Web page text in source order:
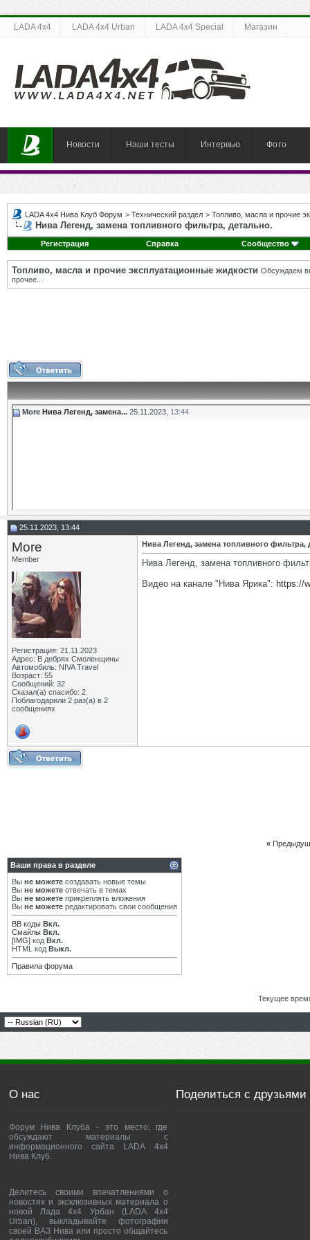
LADA 4x4 LADA 4x4 Urban LADA 4x4 Special Магазин
Новости Наши тесты Интервью Фото
LADA 4x4 Нива Клуб Форум > Технический раздел > Топливо, масла и прочие
Нива Легенд, замена топливного фильтра, детально.
Регистрация Справка Сообщество
Топливо, масла и прочие эксплуатационные жидкости Обсуждаем
прочее...
More Нива Легенд, замена... 25.11.2023, 13:44
25.11.2023, 13:44
More
Member
Регистрация: 21.11.2023
Адрес: В дебрях Смоленщины
Автомобиль: NIVA Travel
Возраст: 55
Сообщений: 32
Сказал(а) спасибо: 2
Поблагодарили 2 раз(а) в 2
сообщениях
Нива Легенд, замена топливного фильтра,
Нива Легенд, замена топливного
Видео на канале "Нива Ярика": https://
«
Ваши права в разделе
Вы не можете создавать новые темы
Вы не можете отвечать в темах
Вы не можете прикреплять вложения
Вы не можете редактировать свои сообщения
BB коды Вкл.
Смайлы Вкл.
[IMG] код Вкл.
HTML код Выкл.
Правила форума
Текущее
О нас
Форум Нива Клуба - это место, где
обсуждают материалы с
информационного сайта LADA 4x4
Нива Клуб.
Делитесь своими впечатлениями о
новостях и эксклюзивных материала о
новой Лада 4х4 Урбан (LADA 4x4
Urban), выкладывайте фотографии
своей ВАЗ Нива или просто общайтесь
Поделиться с друзьями